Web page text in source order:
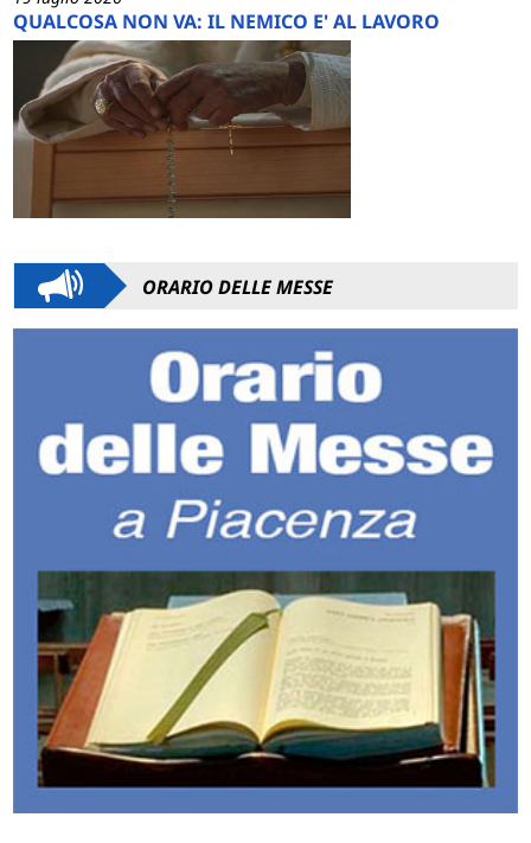
QUALCOSA NON VA: IL NEMICO E' AL LAVORO
ORARIO DELLE MESSE